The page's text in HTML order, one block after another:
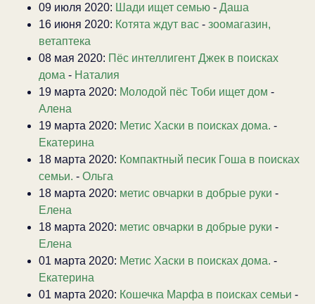
09 июля 2020: Шади ищет семью - Даша
16 июня 2020: Котята ждут вас - зоомагазин,
ветаптека
08 мая 2020: Пёс интеллигент Джек в поисках
дома - Наталия
19 марта 2020: Молодой пёс Тоби ищет дом -
Алена
19 марта 2020: Метис Хаски в поисках дома. -
Екатерина
18 марта 2020: Компактный песик Гоша в поисках
семьи. - Ольга
18 марта 2020: метис овчарки в добрые руки -
Елена
18 марта 2020: метис овчарки в добрые руки -
Елена
01 марта 2020: Метис Хаски в поисках дома. -
Екатерина
01 марта 2020: Кошечка Марфа в поисках семьи -